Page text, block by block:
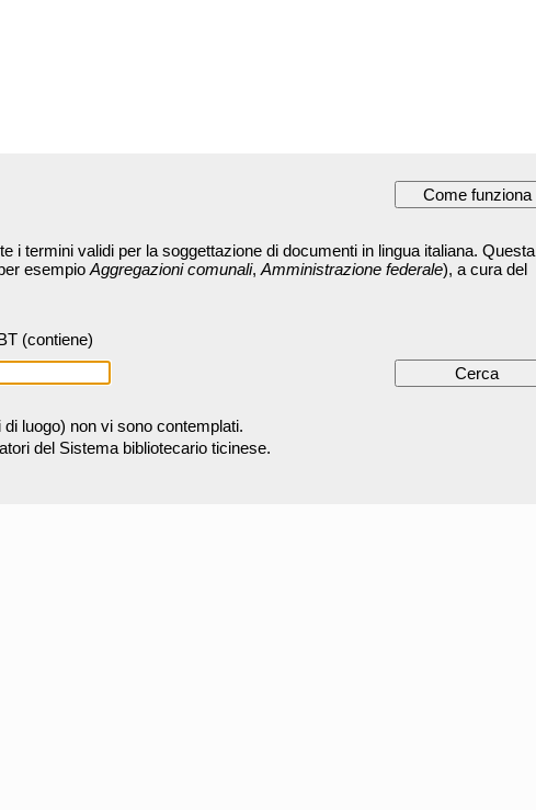
i termini validi per la soggettazione di documenti in lingua italiana. Questa
esempio Aggregazioni comunali, Amministrazione federale), a cura del
(contiene)
luogo) non vi sono contemplati.
del Sistema bibliotecario ticinese.